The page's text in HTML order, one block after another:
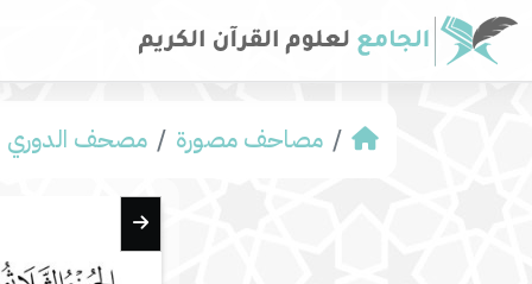
مصاحف مصورة مصحف الدوري